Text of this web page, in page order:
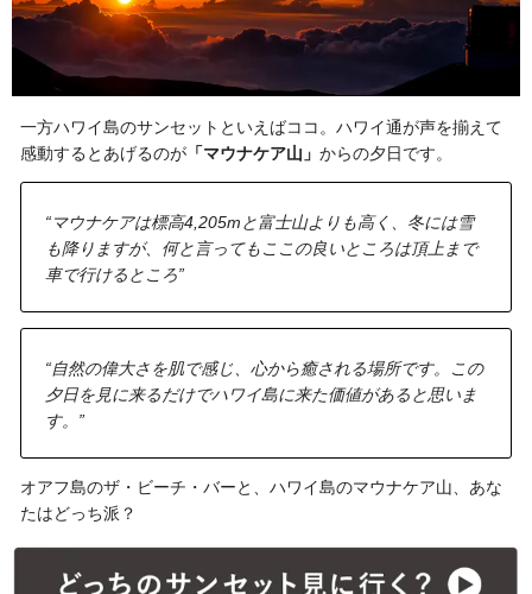
一方ハワイ島のサンセットといえばココ。ハワイ通が声を揃えて
感動するとあげるのが 「マウナケア山」 からの夕日です。
“マウナケアは標高4,205mと富士山よりも高く、冬には雪
も降りますが、何と言ってもここの良いところは頂上まで
車で行けるところ”
“自然の偉大さを肌で感じ、心から癒される場所です。この
夕日を見に来るだけでハワイ島に来た価値があると思いま
す。”
オアフ島のザ・ビーチ・バーと、ハワイ島のマウナケア山、あな
たはどっち派？